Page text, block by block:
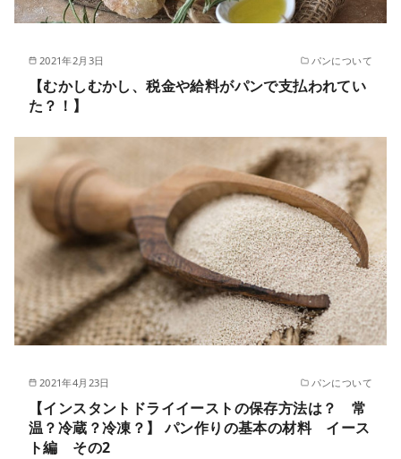
2021年2月3日 パンについて
【むかしむかし、税金や給料がパンで支払われてい
た？！】
2021年4月23日 パンについて
【インスタントドライイーストの保存方法は？ 常
温？冷蔵？冷凍？】 パン作りの基本の材料 イース
ト編 その2